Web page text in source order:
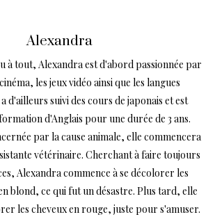
Alexandra
à tout, Alexandra est d'abord passionnée par
les jeux vidéo ainsi que les langues
d'ailleurs suivi des cours de japonais et est
d'Anglais pour une durée de 3 ans.
par la cause animale, elle commencera
vétérinaire. Cherchant à faire toujours
Alexandra commence à se décolorer les
blond, ce qui fut un désastre. Plus tard, elle
les cheveux en rouge, juste pour s'amuser.